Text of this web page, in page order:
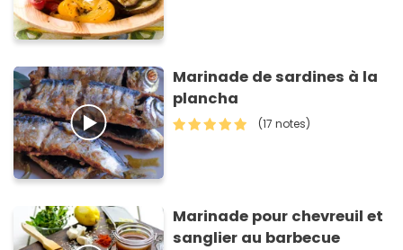
Marinade de sardines à la
plancha
(17 notes)
Marinade pour chevreuil et
sanglier au barbecue